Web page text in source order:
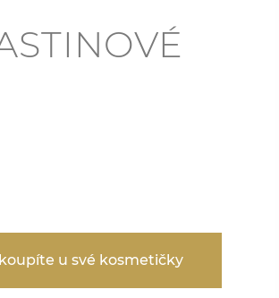
u své kosmetičky